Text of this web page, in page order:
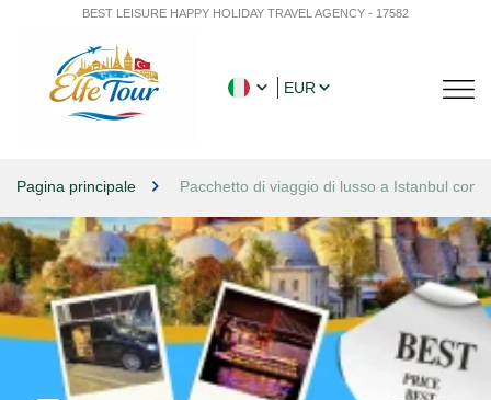
BEST LEISURE HAPPY HOLIDAY TRAVEL AGENCY - 17582
EUR
Pagina principale Pacchetto di viaggio di lusso a Istanbul con